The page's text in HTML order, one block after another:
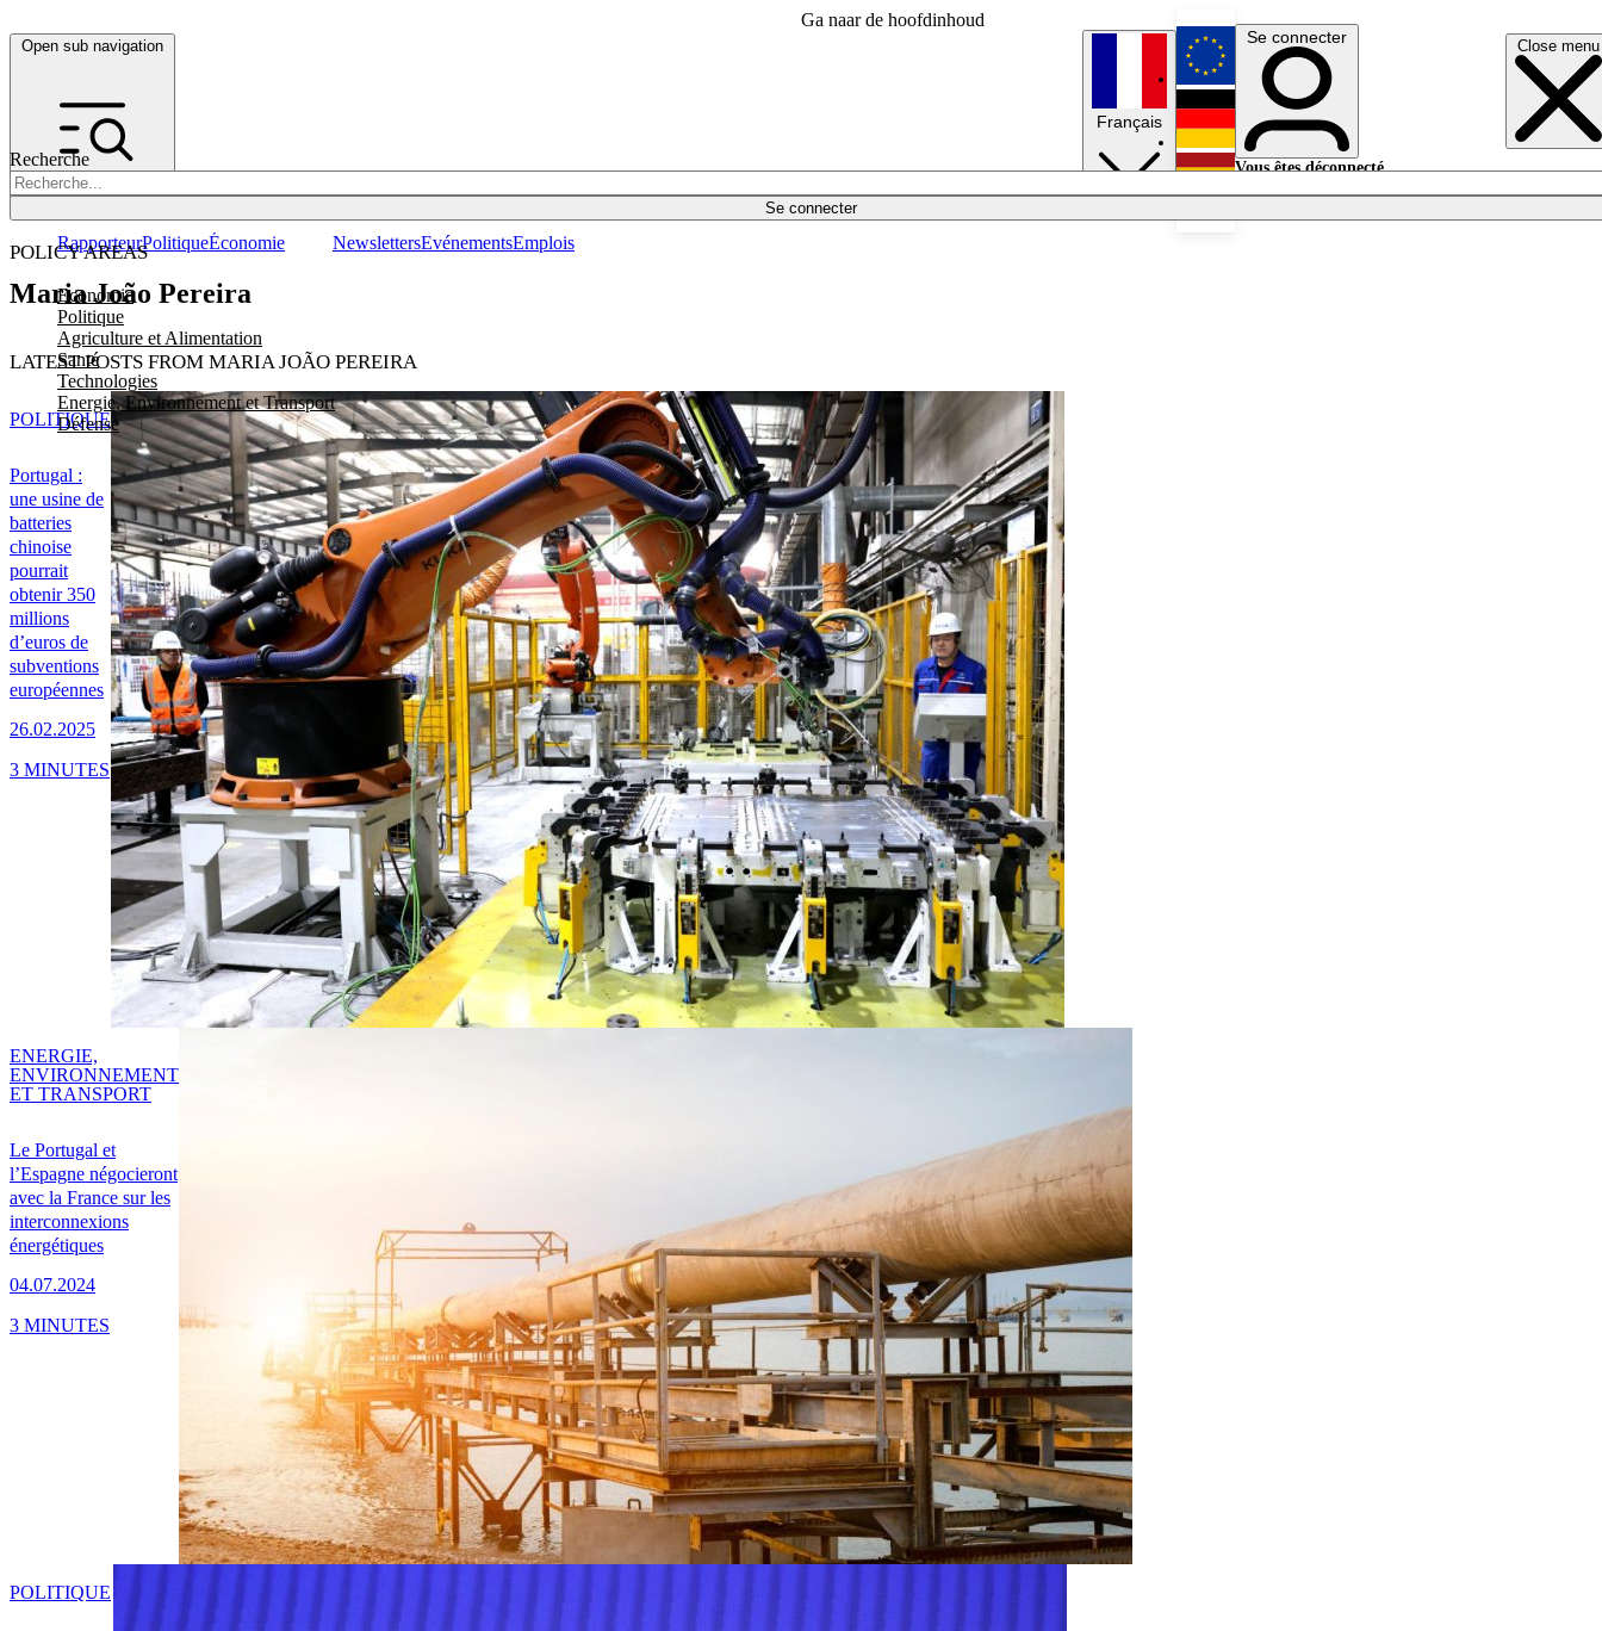
Ga naar de hoofdinhoud
Open sub navigation Close menu
Recherche
Se connecter
POLICY AREAS
Economie
Politique
Agriculture et Alimentation
Santé
Technologies
Energie, Environnement et Transport
Défense
RapporteurPolitiqueÉconomie NewslettersEvénementsEmplois
Français
English
Deutsch
Se connecter
Vous êtes déconnecté.
Maria João Pereira
LATEST POSTS FROM MARIA JOÃO PEREIRA
Portugal :
une usine de
batteries
chinoise
pourrait
obtenir 350
millions
d’euros de
subventions
européennes
26.02.2025
POLITIQUE
3 MINUTES
Le Portugal et
l’Espagne négocieront
avec la France sur les
interconnexions
énergétiques
04.07.2024
ENERGIE,
ENVIRONNEMENT
ET TRANSPORT
3 MINUTES
POLITIQUE